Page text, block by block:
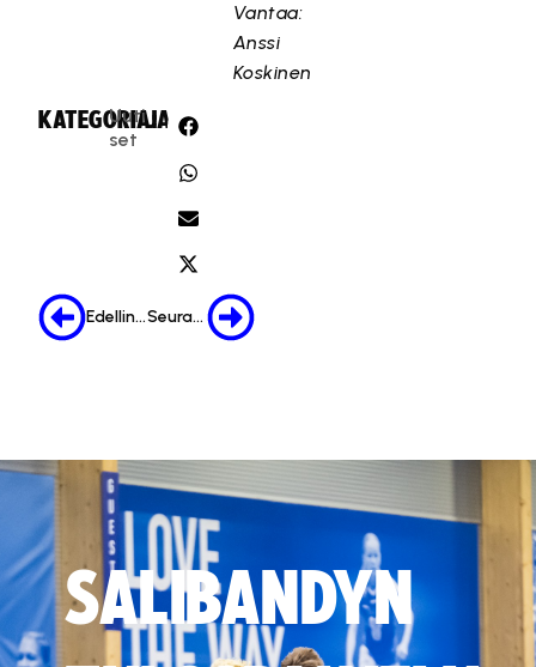
Vantaa:
Anssi
Koskinen
KATEGORIA:
Uuti
set
JAA:
Edellinen Seuraava
SALIBANDYN